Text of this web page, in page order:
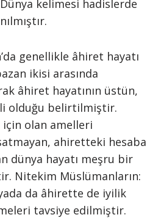
kelimesi hadislerde
genellikle âhiret hayatı
ikisi arasında
âhiret hayatının üstün,
olduğu belirtilmiştir.
için olan amelleri
ahiretteki hesaba
dünya hayatı meşru bir
Nitekim Müslümanların:
da âhirette de iyilik
tavsiye edilmiştir.